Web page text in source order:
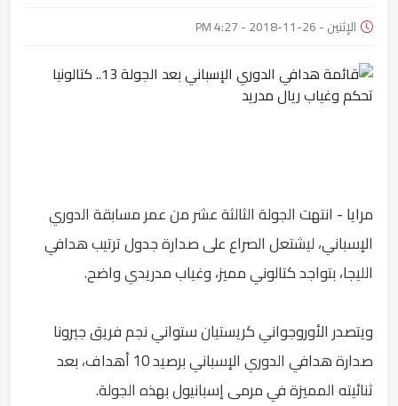
الإثنين - 26-11-2018 - 4:27 PM
مرايا - انتهت الجولة الثالثة عشر من عمر مسابقة الدوري
الإسباني، ليشتعل الصراع على صدارة جدول ترتيب هدافي
الليجا، بتواجد كتالوني مميز، وغياب مدريدي واضح.
ويتصدر الأوروجواني كريستيان ستواني نجم فريق جيرونا
صدارة هدافي الدوري الإسباني برصيد 10 أهداف، بعد
ثنائيته المميزة في مرمى إسبانيول بهذه الجولة.